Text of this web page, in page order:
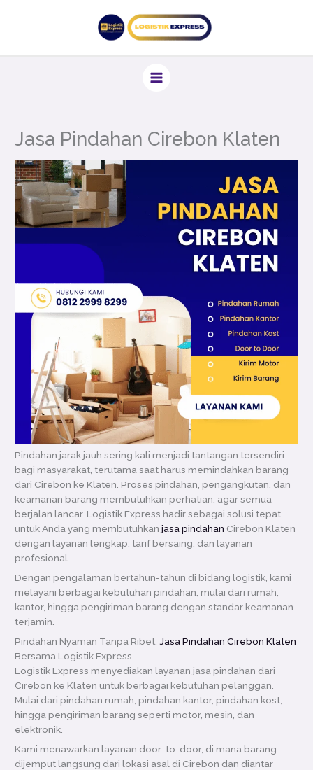
Jasa Pindahan Cirebon Klaten
Pindahan jarak jauh sering kali menjadi tantangan tersendiri
bagi masyarakat, terutama saat harus memindahkan barang
dari Cirebon ke Klaten. Proses pindahan, pengangkutan, dan
keamanan barang membutuhkan perhatian, agar semua
berjalan lancar. Logistik Express hadir sebagai solusi tepat
untuk Anda yang membutuhkanjasa pindahan Cirebon Klaten
dengan layanan lengkap, tarif bersaing, dan layanan
profesional.
Dengan pengalaman bertahun-tahun di bidang logistik, kami
melayani berbagai kebutuhan pindahan, mulai dari rumah,
kantor, hingga pengiriman barang dengan standar keamanan
terjamin.
Pindahan Nyaman Tanpa Ribet: Jasa Pindahan Cirebon Klaten
Bersama Logistik Express
Logistik Express menyediakan layanan jasa pindahan dari
Cirebon ke Klaten untuk berbagai kebutuhan pelanggan.
Mulai dari pindahan rumah, pindahan kantor, pindahan kost,
hingga pengiriman barang seperti motor, mesin, dan
elektronik.
Kami menawarkan layanan door-to-door, di mana barang
dijemput langsung dari lokasi asal di Cirebon dan diantar